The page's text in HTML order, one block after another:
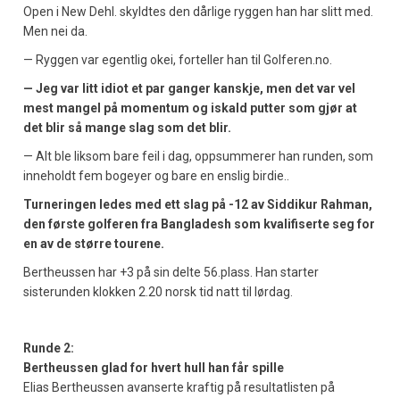
Open i New Dehl. skyldtes den dårlige ryggen han har slitt med.
Men nei da.
— Ryggen var egentlig okei, forteller han til Golferen.no.
— Jeg var litt idiot et par ganger kanskje, men det var vel
mest mangel på momentum og iskald putter som gjør at
det blir så mange slag som det blir.
— Alt ble liksom bare feil i dag, oppsummerer han runden, som
inneholdt fem bogeyer og bare en enslig birdie..
Turneringen ledes med ett slag på -12 av Siddikur Rahman,
den første golferen fra Bangladesh som kvalifiserte seg for
en av de større tourene.
Bertheussen har +3 på sin delte 56.plass. Han starter
sisterunden klokken 2.20 norsk tid natt til lørdag.
Runde 2:
Bertheussen glad for hvert hull han får spille
Elias Bertheussen avanserte kraftig på resultatlisten på